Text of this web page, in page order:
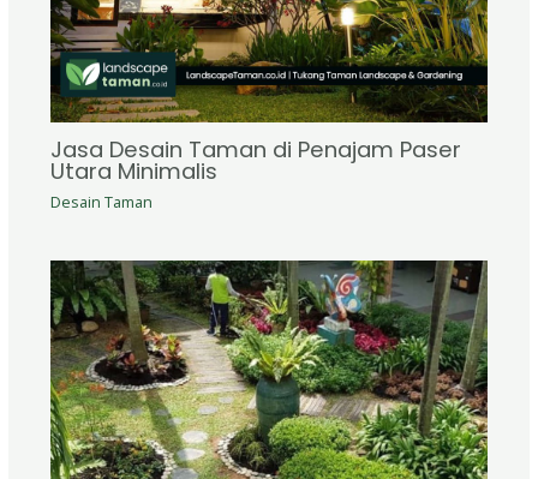
Jasa Desain Taman di Penajam Paser
Utara Minimalis
Desain Taman